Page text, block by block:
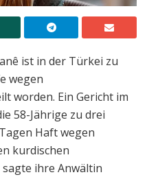
ist in der Türkei zu
wegen
worden. Ein Gericht im
58-Jährige zu drei
Haft wegen
kurdischen
ihre Anwältin